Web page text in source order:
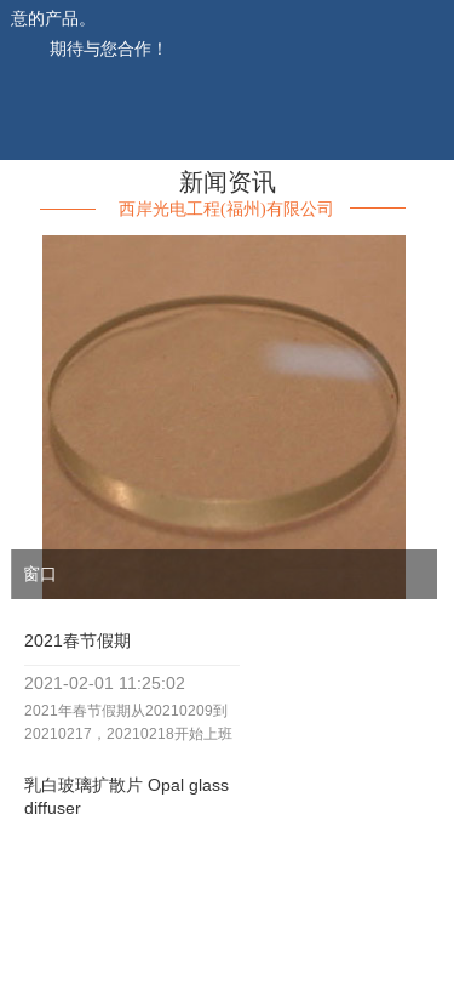
意的产品。
期待与您合作！
西岸光电工程(福州)有限公司
新闻资讯
2021春节假期
2021-02-01 11:25:02
2021年春节假期从20210209到
20210217，20210218开始上班
乳白玻璃扩散片 Opal glass
diffuser
窗口